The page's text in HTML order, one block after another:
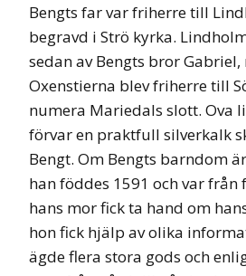
Bengts far var friherre till
begravd i Strö kyrka.
sedan av Bengts bror
Oxenstierna blev friherre till
numera Mariedals slott. Ova
förvar en praktfull silverkalk
Bengt. Om Bengts barndom
han föddes 1591 och var från
hans mor fick ta hand om
hon fick hjälp av olika
ägde flera stora gods och